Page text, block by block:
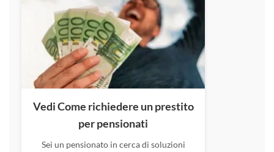
Vedi Come richiedere un prestito
per pensionati
Sei un pensionato in cerca di soluzioni